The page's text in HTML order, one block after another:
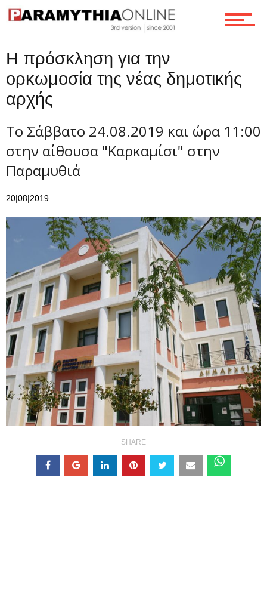
Ροή
Επικοινωνία
Η πρόσκληση για την
ορκωμοσία της νέας δημοτικής
αρχής
Tο Σάββατο 24.08.2019 και ώρα 11:00
στην αίθουσα "Καρκαμίσι" στην
Παραμυθιά
20|08|2019
SHARE